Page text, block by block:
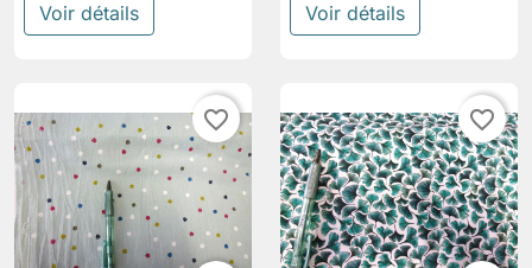
Voir détails Voir détails
favorite_border favorite_border